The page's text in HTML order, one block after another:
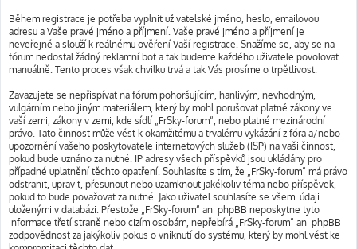
Během registrace je potřeba vyplnit uživatelské jméno, heslo, emailovou
adresu a Vaše pravé jméno a příjmení. Vaše pravé jméno a příjmení je
neveřejné a slouží k reálnému ověření Vaší registrace. Snažíme se, aby se na
fórum nedostal žádný reklamní bot a tak budeme každého uživatele povolovat
manuálně. Tento proces však chvilku trvá a tak Vás prosíme o trpětlivost.
Zavazujete se nepřispívat na fórum pohoršujícím, hanlivým, nevhodným,
vulgárním nebo jiným materiálem, který by mohl porušovat platné zákony ve
vaší zemi, zákony v zemi, kde sídlí „FrSky-forum“, nebo platné mezinárodní
právo. Tato činnost může vést k okamžitému a trvalému vykázání z fóra a/nebo
upozornění vašeho poskytovatele internetových služeb (ISP) na vaši činnost,
pokud bude uznáno za nutné. IP adresy všech příspěvků jsou ukládány pro
případné uplatnění těchto opatření. Souhlasíte s tím, že „FrSky-forum“ má právo
odstranit, upravit, přesunout nebo uzamknout jakékoliv téma nebo příspěvek,
pokud to bude považovat za nutné. Jako uživatel souhlasíte se všemi údaji
uloženými v databázi. Přestože „FrSky-forum“ ani phpBB neposkytne tyto
informace třetí straně nebo cizím osobám, nepřebírá „FrSky-forum“ ani phpBB
zodpovědnost za jakýkoliv pokus o vniknutí do systému, který by mohl vést ke